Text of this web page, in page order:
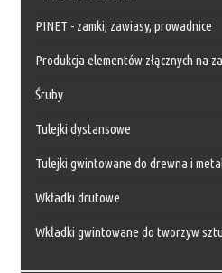
PINET - zamki, zawiasy, prowadnice
Produkcja elementów złącznych na
Śruby
Tulejki dystansowe
Tulejki gwintowane do drewna i
Wkładki drutowe
Wkładki gwintowane do tworzyw